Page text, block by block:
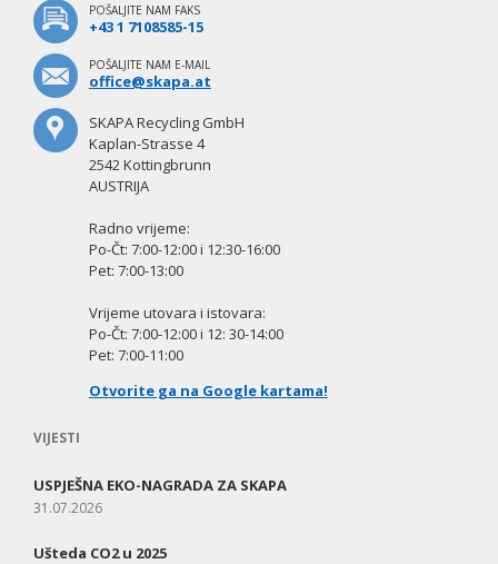
POŠALJITE NAM FAKS
+43 1 7108585-15
POŠALJITE NAM E-MAIL
office@skapa.at
SKAPA Recycling GmbH
Kaplan-Strasse 4
2542 Kottingbrunn
AUSTRIJA
Radno vrijeme:
Po-Čt: 7:00-12:00 i 12:30-16:00
Pet: 7:00-13:00
Vrijeme utovara i istovara:
Po-Čt: 7:00-12:00 i 12: 30-14:00
Pet: 7:00-11:00
Otvorite ga na Google kartama!
VIJESTI
USPJEŠNA EKO-NAGRADA ZA SKAPA
31.07.2026
Ušteda CO2 u 2025